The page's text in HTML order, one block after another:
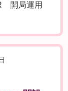
開局運用